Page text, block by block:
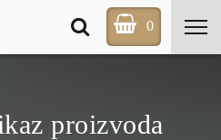
0
proizvoda